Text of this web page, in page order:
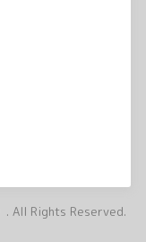
. All Rights Reserved.